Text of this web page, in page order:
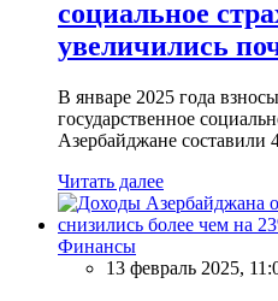
социальное
увеличились
В январе 2025 года
государственное
Азербайджане составили
Читать далее
Финансы
13 февраль 2025,